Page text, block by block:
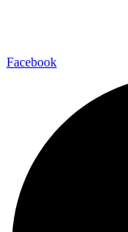
Facebook